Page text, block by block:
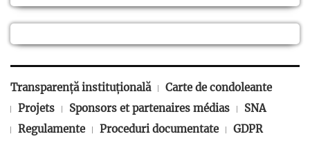
Transparență instituțională
Carte de condoleante
Projets
Sponsors et partenaires médias
SNA
Regulamente
Proceduri documentate GDPR